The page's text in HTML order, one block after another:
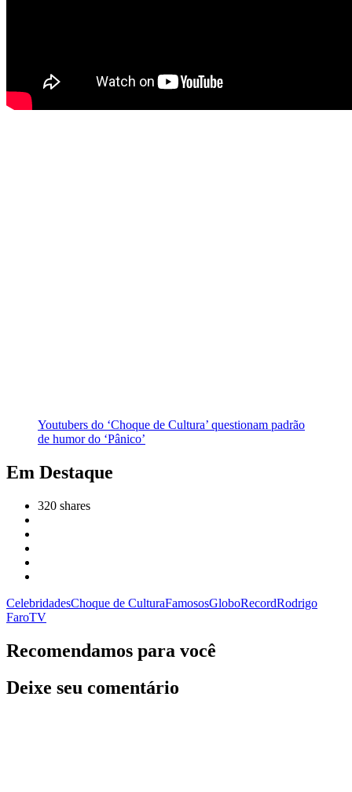
Youtubers do ‘Choque de Cultura’ questionam padrão
de humor do ‘Pânico’
Em Destaque
320 shares
CelebridadesChoque de CulturaFamososGloboRecordRodrigo
FaroTV
Recomendamos para você
Deixe seu comentário